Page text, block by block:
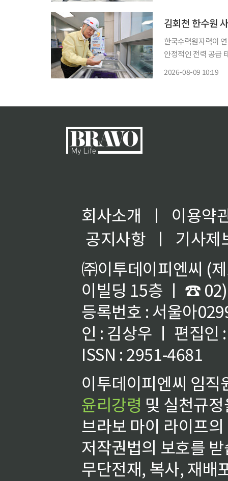
김회천 한수원
한국수력원자력이
안정적인 전력 공급 태세를 긴급 점검했다.
2026-08-09 10:19
회사소개 ㅣ
이용약
공지사항
ㅣ
기사제
㈜이투데이피엔씨 (
이빌딩 15층 ㅣ ☎
등록번호 : 서울아
인 : 김상우 ㅣ 편집인
ISSN : 2951-4681
이투데이피엔씨 임
윤리강령 및 실천규
브라보 마이 라이프
저작권법의 보호를
무단전재, 복사, 재배